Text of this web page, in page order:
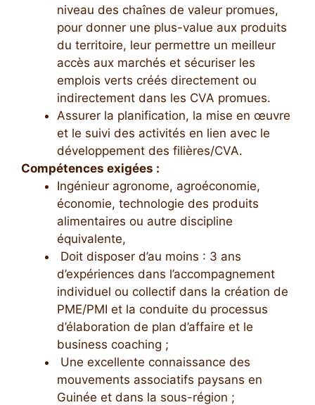
niveau des chaînes de valeur promues,
pour donner une plus-value aux produits
du territoire, leur permettre un meilleur
accès aux marchés et sécuriser les
emplois verts créés directement ou
indirectement dans les CVA promues.
Assurer la planification, la mise en œuvre
et le suivi des activités en lien avec le
développement des filières/CVA.
Compétences exigées :
Ingénieur agronome, agroéconomie,
économie, technologie des produits
alimentaires ou autre discipline
équivalente,
Doit disposer d’au moins : 3 ans
d’expériences dans l’accompagnement
individuel ou collectif dans la création de
PME/PMI et la conduite du processus
d’élaboration de plan d’affaire et le
business coaching ;
Une excellente connaissance des
mouvements associatifs paysans en
Guinée et dans la sous-région ;